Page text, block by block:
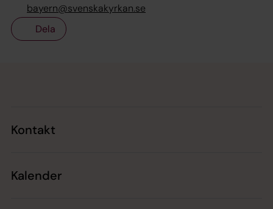
bayern@svenskakyrkan.se
Dela
Kontakt
Kalender